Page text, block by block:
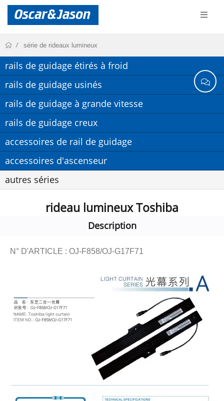
série de rideaux lumineux
rails de guidage étirés à froid
rails de guidage usinés
rails de guidage à grande vitesse
rails de guidage creux
accessoires de rail de guidage
accessoires d'ascenseur
autres séries
rideau lumineux Toshiba
Description
N° D'ARTICLE : OJ-F858/OJ-G17F71